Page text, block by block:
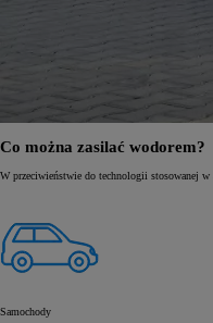
Co można zasilać wodorem?
W przeciwieństwie do technologii stosowanej w
Samochody